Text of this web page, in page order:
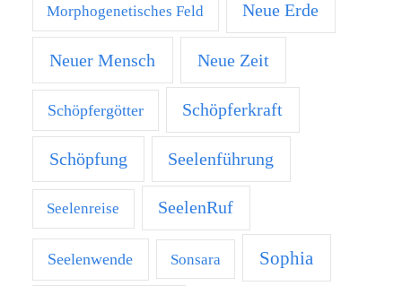
Morphogenetisches Feld Neue Erde
Neuer Mensch Neue Zeit
Schöpfergötter Schöpferkraft
Schöpfung Seelenführung
Seelenreise SeelenRuf
Seelenwende Sonsara Sophia